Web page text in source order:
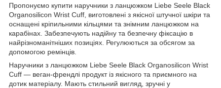
Пропонуємо купити наручники з ланцюжком Liebe Seele Black
Organosilicon Wrist Cuff, виготовлені з якісної штучної шкіри та
оснащені кріпильними кільцями та знімним ланцюжком на
карабінах. Забезпечують надійну та безпечну фіксацію в
найрізноманітніших позиціях. Регулюються за обсягом за
допомогою ремінців.
Наручники з ланцюжком Liebe Seele Black Organosilicon Wrist
Cuff — веган-френдлі продукт із якісного та приємного на
дотик матеріалу. Мають стильний вигляд, зручні у